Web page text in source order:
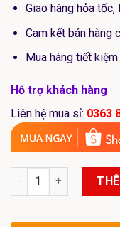
Giao hàng hỏa tốc,
Cam kết bán hàng
Mua hàng tiết kiệm
Hỗ trợ khách hàng
Liên hệ mua sỉ: 0363
Sịp Tam Giác